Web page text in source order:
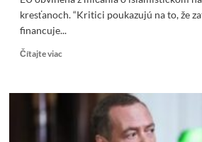
kresťanoch. “Kritici poukazujú na to, že
financuje...
Čítajte viacRead
EÚ